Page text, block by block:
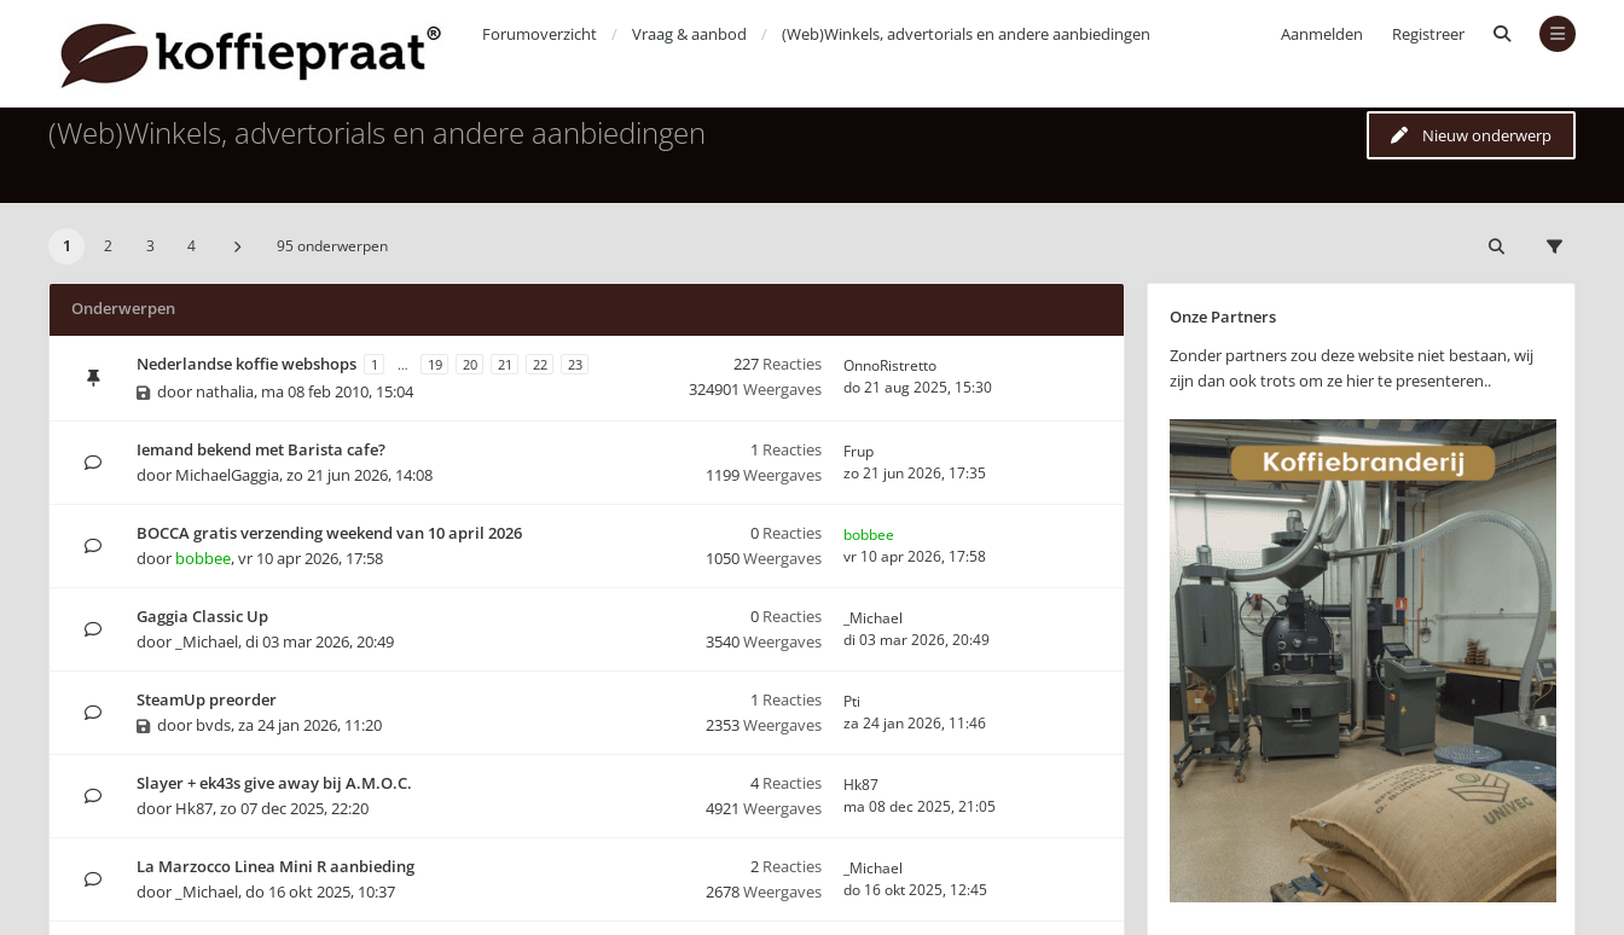
Aanmelden Registreer
Forumoverzicht Vraag & aanbod (Web)Winkels, advertorials en andere aanbiedingen
(Web)Winkels, advertorials en andere aanbiedingen Nieuw onderwerp
1 2 3 4 95 onderwerpen
Onderwerpen
Nederlandse koffie webshops 1 … 19 20 21 22 23
door nathalia, ma 08 feb 2010, 15:04
227 Reacties
324901 Weergaves
OnnoRistretto
do 21 aug 2025, 15:30
Iemand bekend met Barista cafe?
door MichaelGaggia,zo 21 jun 2026, 14:08
1 Reacties
1199Weergaves
Frup
zo 21 jun 2026, 17:35
BOCCA gratis verzending weekend van 10 april 2026
door bobbee,vr 10 apr 2026, 17:58
0 Reacties
1050Weergaves
bobbee
vr 10 apr 2026, 17:58
Gaggia Classic Up
door _Michael,di 03 mar 2026, 20:49
0 Reacties
3540Weergaves
_Michael
di 03 mar 2026, 20:49
SteamUp preorder
door bvds,za 24 jan 2026, 11:20
1 Reacties
2353Weergaves
Pti
za 24 jan 2026, 11:46
Slayer + ek43s give away bij A.M.O.C.
door Hk87,zo 07 dec 2025, 22:20
4Reacties
4921 Weergaves
Hk87
ma 08 dec 2025, 21:05
La Marzocco Linea Mini R aanbieding
door _Michael,do 16 okt 2025, 10:37
2 Reacties
2678Weergaves
_Michael
do 16 okt 2025, 12:45
Onze Partners
Zonder partners zou deze website niet bestaan, wij
zijn dan ook trots om ze hier te presenteren..